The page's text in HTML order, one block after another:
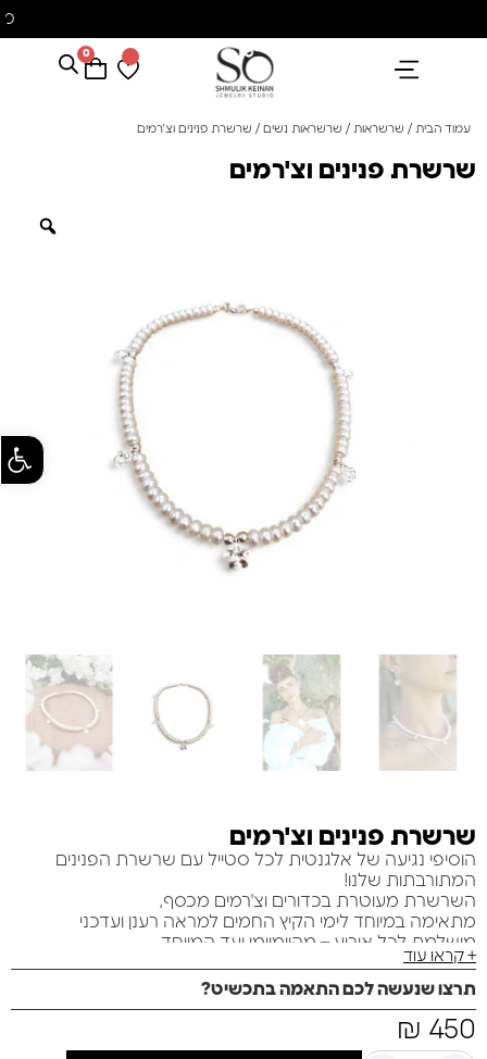
0
עמוד הבית / שרשראות / שרשראות נשים / שרשרת פנינים וצ'רמים
שרשרת פנינים וצ'רמים
שרשרת פנינים וצ'רמים
הוסיפי נגיעה של אלגנטית לכל סטייל עם שרשרת הפנינים
המתורבתות שלנו!
השרשרת מעוטרת בכדורים וצ'רמים מכסף,
מתאימה במיוחד לימי הקיץ החמים למראה רענן ועדכני
מושלמת לכל אירוע – מהיומיומי ועד המיוחד.
כל פריט עוצב בקפידה כדי להוסיף לך קסם וניצוץ ייחודיים!
+ קראו עוד
תרצו שנעשה לכם התאמה בתכשיט?
₪ 450
פתח